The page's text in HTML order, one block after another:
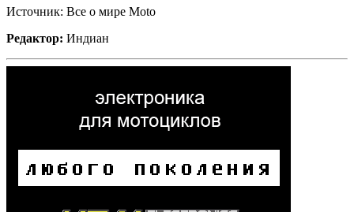
Источник: Все о мире Moto
Редактор: Индиан